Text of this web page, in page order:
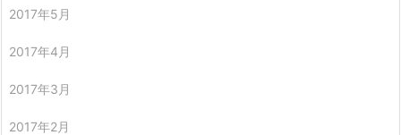
2017年5月
2017年4月
2017年3月
2017年2月